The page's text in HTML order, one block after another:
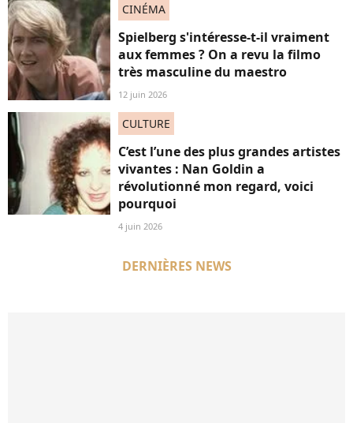
CINÉMA
Spielberg s'intéresse-t-il vraiment
aux femmes ? On a revu la filmo
très masculine du maestro
12 juin 2026
CULTURE
C’est l’une des plus grandes artistes
vivantes : Nan Goldin a
révolutionné mon regard, voici
pourquoi
4 juin 2026
DERNIÈRES NEWS